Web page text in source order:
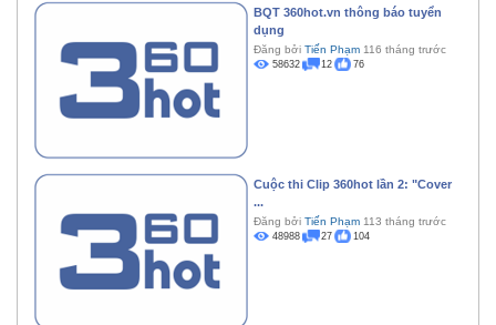
BQT 360hot.vn thông báo tuyển
dụng
Đăng bởi Tiến Phạm 116 tháng trước
58632 12 76
Cuộc thi Clip 360hot lần 2: "Cover
...
Đăng bởi Tiến Phạm 113 tháng trước
48988 27 104